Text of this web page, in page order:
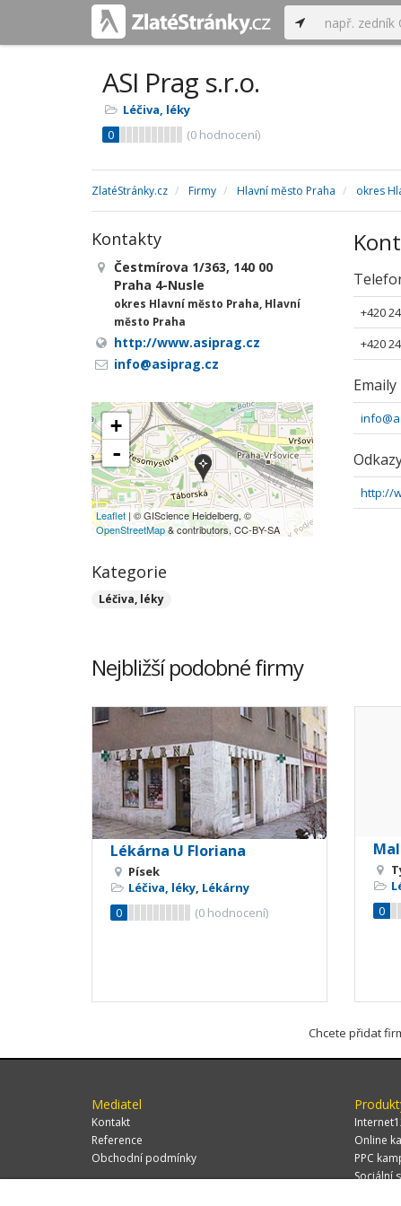
ASI Prag s.r.o.
Léčiva, léky
0
(0 hodnocení)
ZlatéStránky.cz Firmy Hlavní město Praha okres
+420
+420
Emaily
http://
Kontakty
Čestmírova 1/363, 140 00
Praha 4-Nusle
okres Hlavní město Praha, Hlavní
město Praha
http://www.asiprag.cz
info@asiprag.cz
+
-
Leaflet | © GIScience Heidelberg, ©
OpenStreetMap& contributors, CC-BY-SA
Kategorie
Léčiva, léky
Nejbližší podobné firmy
Lékárna U Floriana
Písek
Léčiva, léky, Lékárny
0
(0 hodnocení)
0
Chcete přidat
Mediatel
Kontakt
Reference
Obchodní podmínky
Online
PPC
Sociální